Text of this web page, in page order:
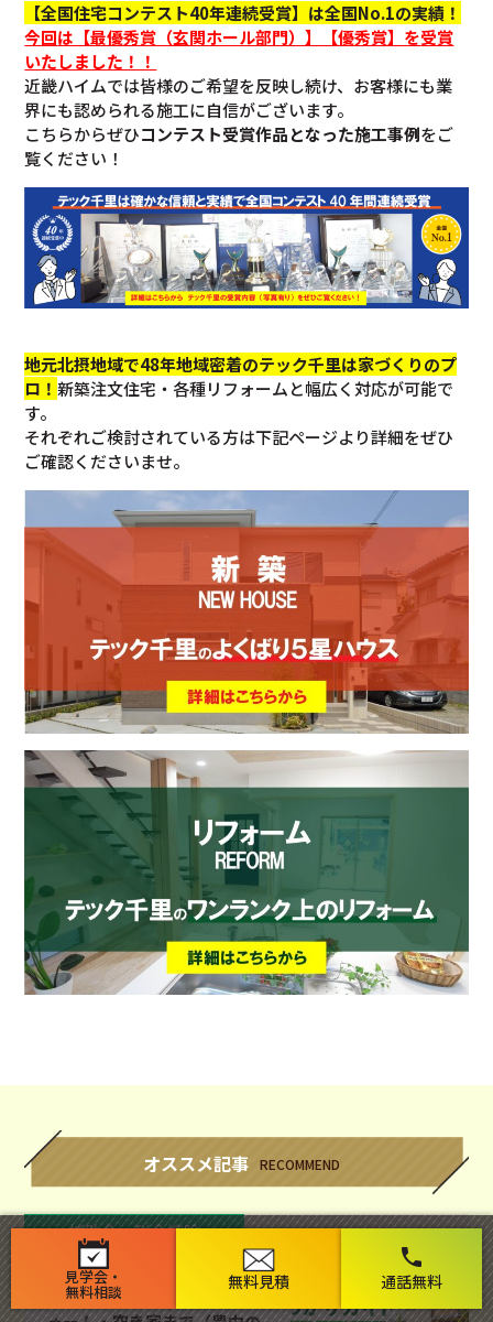
見学会・
無料相談 無料見積
phone
通話無料
【全国住宅コンテスト40年連続受賞】は全国No.1の実績！
今回は【最優秀賞（玄関ホール部門）】【優秀賞】を受賞
いたしました！！
近畿ハイムでは皆様のご希望を反映し続け、お客様にも業
界にも認められる施工に自信がございます。
こちらからぜひコンテスト受賞作品となった施工事例をご
覧ください！
地元北摂地域で48年地域密着のテック千里は家づくりのプ
ロ！新築注文住宅・各種リフォームと幅広く対応が可能で
す。
それぞれご検討されている方は下記ページより詳細をぜひ
ご確認くださいませ。
オススメ記事 RECOMMEND
補助金・税金控除
【2026年版】住宅の補助金ま
るわかりガイド｜新築・リフ